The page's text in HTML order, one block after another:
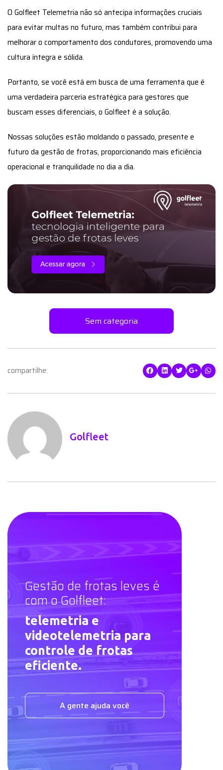
O Golfleet Telemetria não só antecipa informações cruciais
para evitar multas no futuro, mas também contribui para
melhorar o comportamento dos condutores, promovendo uma
cultura íntegra e sólida.
Portanto, se você está em busca de uma ferramenta que é
uma verdadeira parceria estratégica para gestores que
buscam esses diferenciais, o Golfleet é a solução.
Nossas soluções estão moldando o passado, presente e
futuro da gestão de frotas, proporcionando mais eficiência
operacional e tranquilidade no dia a dia.
Sem categoria
compartilhe:
Golfleet
Gestão de frotas leves é
com o Golfleet:
telemetria e
videotelemetria para
controle de frotas
eficiente.
A gente ajuda você